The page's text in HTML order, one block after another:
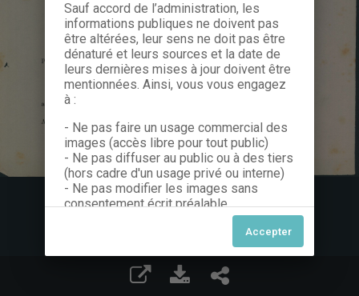
Sauf accord de l’administration, les
informations publiques ne doivent pas
être altérées, leur sens ne doit pas être
dénaturé et leurs sources et la date de
leurs dernières mises à jour doivent être
mentionnées. Ainsi, vous vous engagez
à :
- Ne pas faire un usage commercial des
images (accès libre pour tout public)
- Ne pas diffuser au public ou à des tiers
(hors cadre d'un usage privé ou interne)
- Ne pas modifier les images sans
consentement écrit préalable
Dans le cas contraire, nous vous invitons
à nous contacter afin de solliciter le type
de Licence souhaitée parmi celles
proposées et le cas échéant, acquitter